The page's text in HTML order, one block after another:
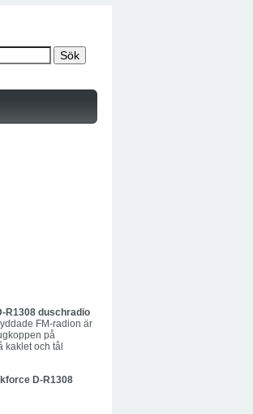
R1308 duschradio
FM-radion är
på
kaklet och tål
D-R1308